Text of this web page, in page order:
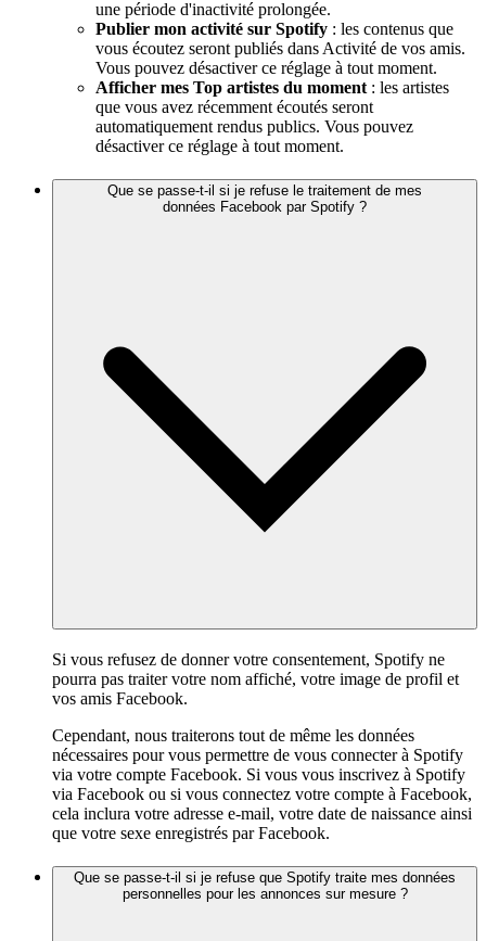
une période d'inactivité prolongée.
Publier mon activité sur Spotify : les contenus que
vous écoutez seront publiés dans Activité de vos amis.
Vous pouvez désactiver ce réglage à tout moment.
Afficher mes Top artistes du moment: les artistes
que vous avez récemment écoutés seront
automatiquement rendus publics. Vous pouvez
désactiver ce réglage à tout moment.
Que se passe-t-il si je refuse le traitement de mes
données Facebook par Spotify ?
Si vous refusez de donner votre consentement, Spotify ne
pourra pas traiter votre nom affiché, votre image de profil et
vos amis Facebook.
Cependant, nous traiterons tout de même les données
nécessaires pour vous permettre de vous connecter à Spotify
via votre compte Facebook. Si vous vous inscrivez à Spotify
via Facebook ou si vous connectez votre compte à Facebook,
cela inclura votre adresse e-mail, votre date de naissance ainsi
que votre sexe enregistrés par Facebook.
Que se passe-t-il si je refuse que Spotify traite mes données
personnelles pour les annonces sur mesure ?